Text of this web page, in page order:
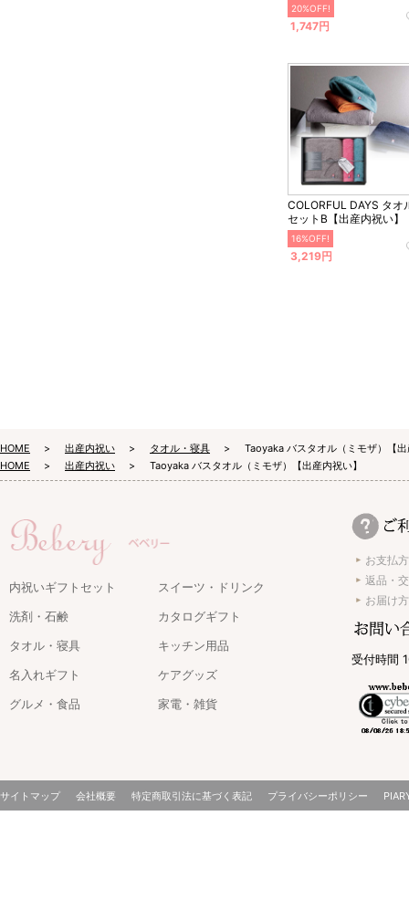
20%OFF!
1,747円
COLORFUL DAYS タオ
セットB【出産内祝い】
16%OFF!
3,219円
HOME 出産内祝い タオル・寝具
Taoyaka バスタオル（ミモザ）【
HOME
出産内祝い Taoyaka バスタオル（ミモザ）【出産内祝い】
内祝いギフトセット
スイーツ・ドリンク
洗剤・石鹸
カタログギフト
タオル・寝具
キッチン用品
名入れギフト
ケアグッズ
グルメ・食品
家電・雑貨
お支払
返品・
お届け
受付時間
サイトマップ 会社概要 特定商取引法に基づく表記 プライバシーポリシー